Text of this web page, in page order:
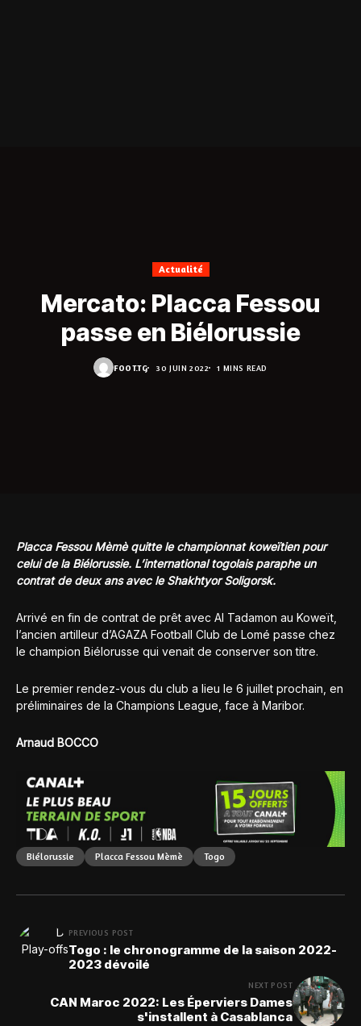
Actualité
Mercato: Placca Fessou
passe en Biélorussie
FOOT.TG 30 JUIN 2022 1 MINS READ
Placca Fessou Mèmè quitte le championnat koweïtien pour
celui de la Biélorussie. L’international togolais paraphe un
contrat de deux ans avec le Shakhtyor Soligorsk.
Arrivé en fin de contrat de prêt avec Al Tadamon au Koweït,
l’ancien artilleur d’AGAZA Football Club de Lomé passe chez
le champion Biélorusse qui venait de conserver son titre.
Le premier rendez-vous du club a lieu le 6 juillet prochain, en
préliminaires de la Champions League, face à Maribor.
Arnaud BOCCO
Biélorussie Placca Fessou Mèmè Togo
PREVIOUS POST
Togo : le chronogramme de la saison 2022-
2023 dévoilé
NEXT POST
CAN Maroc 2022: Les Éperviers Dames
s'installent à Casablanca